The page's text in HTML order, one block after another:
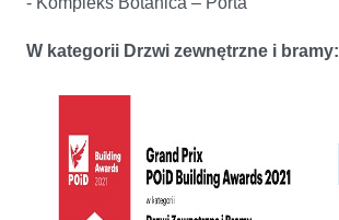
W kategorii Drzwi zewnętrzne i bramy: